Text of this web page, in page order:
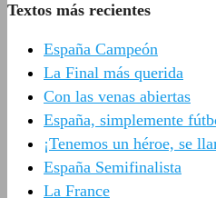
Textos más recientes
España Campeón
La Final más querida
Con las venas abiertas
España, simplemente
¡Tenemos un héroe, se
España Semifinalista
La France